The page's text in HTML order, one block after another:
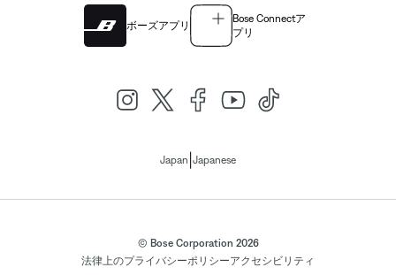
ボーズアプリ
Bose Connectア
プリ
Japan Japanese
© Bose Corporation 2026
法律上のプライバシーポリシーアクセシビリティ